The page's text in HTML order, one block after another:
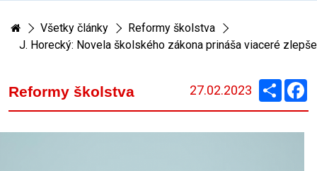
Všetky články
Reformy školstva
J. Horecký: Novela školského zákona prináša viaceré
Reformy školstva 27.02.2023 Zdieľaj